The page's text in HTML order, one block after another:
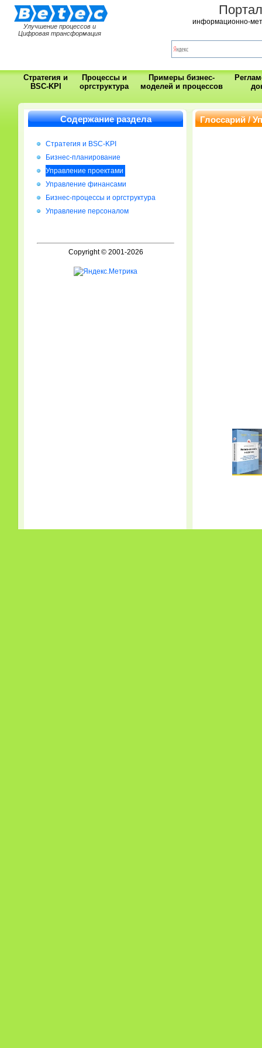
Улучшение процессов и
Цифровая трансформация
информационно-
Стратегия и
BSC-KPI
Процессы и
оргструктура
Примеры бизнес-
моделей и процессов
Содержание раздела
Стратегия и BSC-KPI
Бизнес-планирование
Управление проектами
Управление финансами
Бизнес-процессы и оргструктура
Управление персоналом
Copyright © 2001-2026
Глоссарий /